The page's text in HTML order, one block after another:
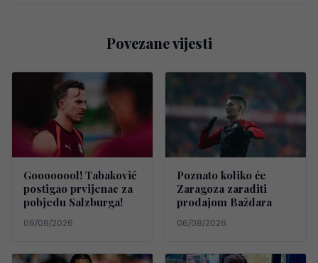
Povezane vijesti
Goooooool! Tabaković
postigao prvijenac za
pobjedu Salzburga!
06/08/2026
Poznato koliko će
Zaragoza zaraditi
prodajom Baždara
06/08/2026